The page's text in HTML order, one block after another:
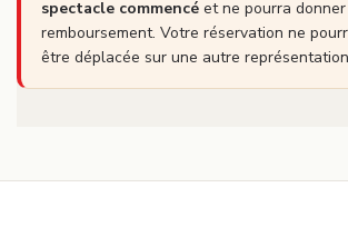
spectacle commencé et ne pourra
remboursement. Votre réservation ne
être déplacée sur une autre